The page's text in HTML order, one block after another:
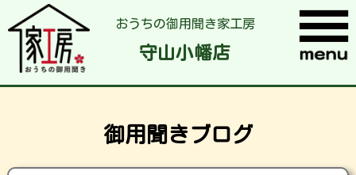
おうちの御用聞き家工房
守山小幡店
御用聞きブログ